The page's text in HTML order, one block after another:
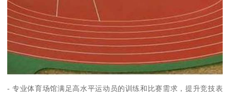
- 专业体育场馆满足高水平运动员的训练和比赛需求，提升竞技表